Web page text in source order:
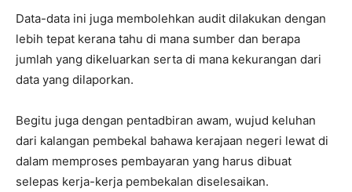
Data-data ini juga membolehkan audit dilakukan dengan
lebih tepat kerana tahu di mana sumber dan berapa
jumlah yang dikeluarkan serta di mana kekurangan dari
data yang dilaporkan.
Begitu juga dengan pentadbiran awam, wujud keluhan
dari kalangan pembekal bahawa kerajaan negeri lewat di
dalam memproses pembayaran yang harus dibuat
selepas kerja-kerja pembekalan diselesaikan.